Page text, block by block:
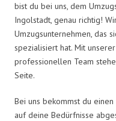
bist du bei uns, dem
Ingolstadt, genau richtig!
Umzugsunternehmen, das
spezialisiert hat. Mit
professionellen Team
Seite.
Bei uns bekommst du
auf deine Bedürfnisse